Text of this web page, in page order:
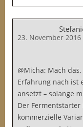
23. November 2016
@Micha: Mach
Erfahrung nach ist
ansetzt – solange
Der Fermentstarter
kommerzielle